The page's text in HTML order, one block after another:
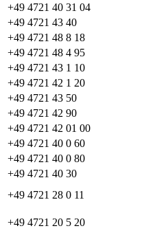
+49 4721 40 31 04
+49 4721 43 40
+49 4721 48 8 18
+49 4721 48 4 95
+49 4721 43 1 10
+49 4721 42 1 20
+49 4721 43 50
+49 4721 42 90
+49 4721 42 01 00
+49 4721 40 0 60
+49 4721 40 0 80
+49 4721 40 30
+49 4721 28 0 11
+49 4721 20 5 20